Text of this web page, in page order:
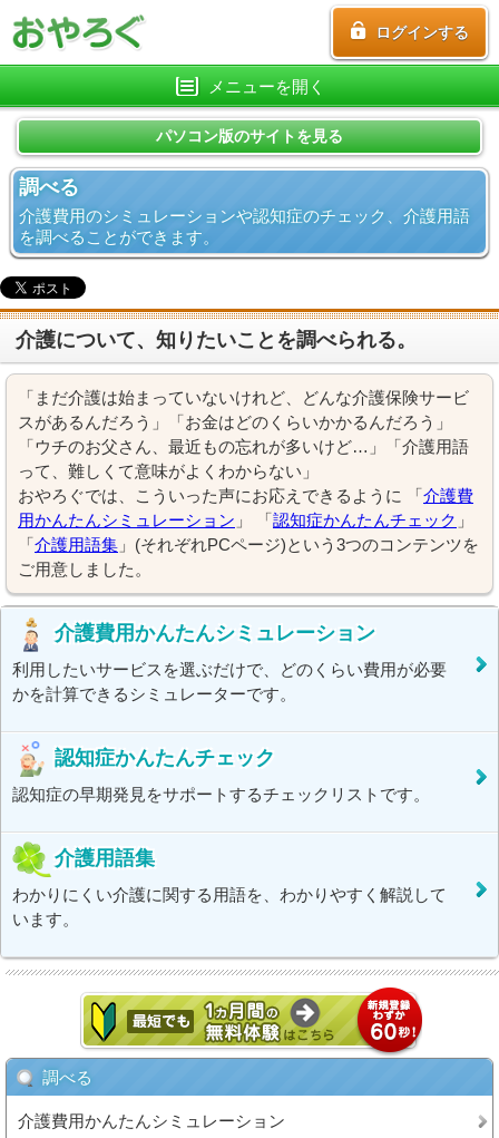
ログインする
メニューを開く
パソコン版のサイトを見る
調べる
介護費用のシミュレーションや認知症のチェック、介護用語
を調べることができます。
介護について、知りたいことを調べられる。
「まだ介護は始まっていないけれど、どんな介護保険サービ
スがあるんだろう」「お金はどのくらいかかるんだろう」
「ウチのお父さん、最近もの忘れが多いけど…」「介護用語
って、難しくて意味がよくわからない」
おやろぐでは、こういった声にお応えできるように 「介護費
用かんたんシミュレーション 」 「認知症かんたんチェック 」
「介護用語集 」(それぞれPCページ)という3つのコンテンツを
ご用意しました。
介護費用かんたんシミュレーション
利用したいサービスを選ぶだけで、どのくらい費用が必要
かを計算できるシミュレーターです。
認知症かんたんチェック
認知症の早期発見をサポートするチェックリストです。
介護用語集
わかりにくい介護に関する用語を、わかりやすく解説して
います。
調べる
介護費用かんたんシミュレーション